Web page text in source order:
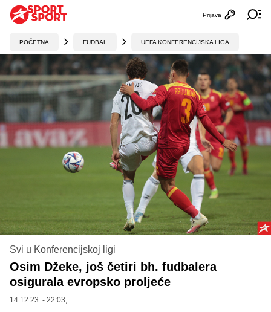
Otvori
Prijava
POČETNA FUDBAL UEFA KONFERENCIJSKA LIGA
Svi u Konferencijskoj ligi
Osim Džeke, još četiri bh. fudbalera
osigurala evropsko proljeće
14.12.23. - 22:03,